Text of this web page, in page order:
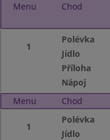
Menu Chod
1
Polévka
Jídlo
Příloha
Nápoj
Menu
Chod
1
Polévka
Jídlo